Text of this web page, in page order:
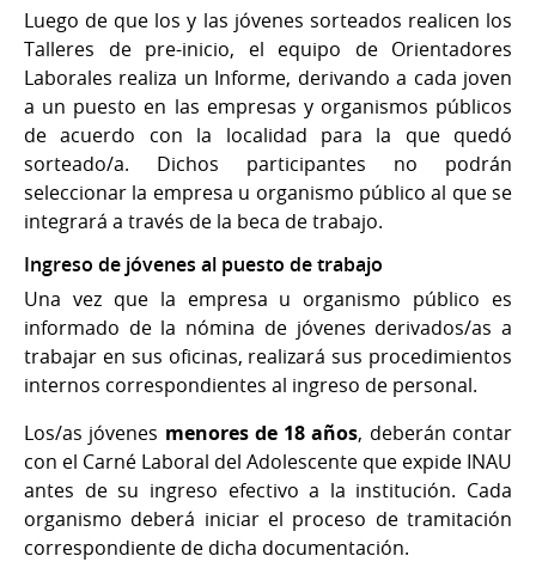
Luego de que los y las jóvenes sorteados realicen los
Talleres de pre-inicio, el equipo de Orientadores
Laborales realiza un Informe, derivando a cada joven
a un puesto en las empresas y organismos públicos
de acuerdo con la localidad para la que quedó
sorteado/a. Dichos participantes no podrán
seleccionar la empresa u organismo público al que se
integrará a través de la beca de trabajo.
Ingreso de jóvenes al puesto de trabajo
Una vez que la empresa u organismo público es
informado de la nómina de jóvenes derivados/as a
trabajar en sus oficinas, realizará sus procedimientos
internos correspondientes al ingreso de personal.
Los/as jóvenes menores de 18 años, deberán contar
con el Carné Laboral del Adolescente que expide INAU
antes de su ingreso efectivo a la institución. Cada
organismo deberá iniciar el proceso de tramitación
correspondiente de dicha documentación.